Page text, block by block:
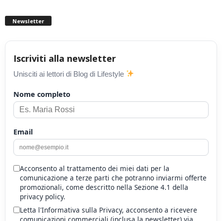
Newsletter
Iscriviti alla newsletter
Unisciti ai lettori di Blog di Lifestyle
Nome completo
Email
Acconsento al trattamento dei miei dati per la
comunicazione a terze parti che potranno inviarmi offerte
promozionali, come descritto nella Sezione 4.1 della
privacy policy.
Letta l'Informativa sulla Privacy, acconsento a ricevere